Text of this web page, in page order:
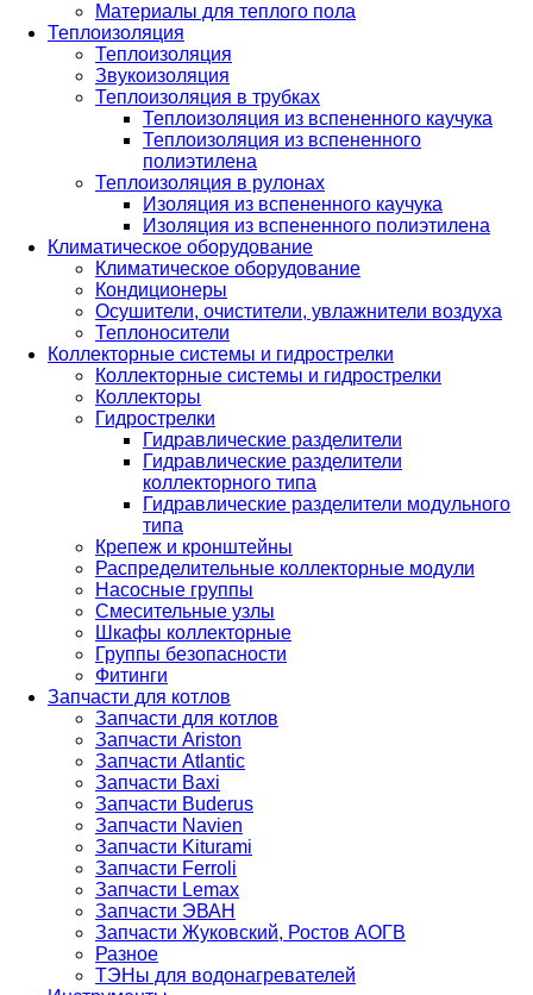
Материалы для теплого пола
Теплоизоляция
Теплоизоляция
Звукоизоляция
Теплоизоляция в трубках
Теплоизоляция из вспененного каучука
Теплоизоляция из вспененного
полиэтилена
Теплоизоляция в рулонах
Изоляция из вспененного каучука
Изоляция из вспененного полиэтилена
Климатическое оборудование
Климатическое оборудование
Кондиционеры
Осушители, очистители, увлажнители воздуха
Теплоносители
Коллекторные системы и гидрострелки
Коллекторные системы и гидрострелки
Коллекторы
Гидрострелки
Гидравлические разделители
Гидравлические разделители
коллекторного типа
Гидравлические разделители модульного
типа
Крепеж и кронштейны
Распределительные коллекторные модули
Насосные группы
Смесительные узлы
Шкафы коллекторные
Группы безопасности
Фитинги
Запчасти для котлов
Запчасти для котлов
Запчасти Ariston
Запчасти Atlantic
Запчасти Baxi
Запчасти Buderus
Запчасти Navien
Запчасти Kiturami
Запчасти Ferroli
Запчасти Lemax
Запчасти ЭВАН
Запчасти Жуковский, Ростов АОГВ
Разное
ТЭНы для водонагревателей